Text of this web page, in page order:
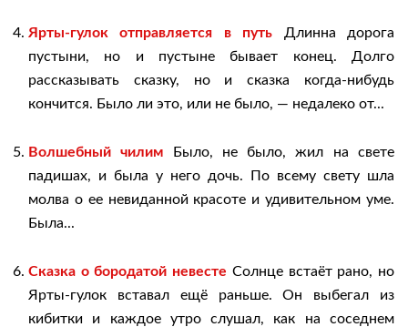
Ярты-гулок отправляется в путь Длинна дорога
пустыни, но и пустыне бывает конец. Долго
рассказывать сказку, но и сказка когда-нибудь
кончится. Было ли это, или не было, — недалеко от...
Волшебный чилим Было, не было, жил на свете
падишах, и была у него дочь. По всему свету шла
молва о ее невиданной красоте и удивительном уме.
Была...
Сказка о бородатой невесте Солнце встаёт рано, но
Ярты-гулок вставал ещё раньше. Он выбегал из
кибитки и каждое утро слушал, как на соседнем